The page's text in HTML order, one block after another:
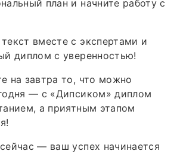
план и начните работу с
вместе с экспертами и
диплом с уверенностью!
на завтра то, что можно
— с «Дипсиком» диплом
а приятным этапом
— ваш успех начинается